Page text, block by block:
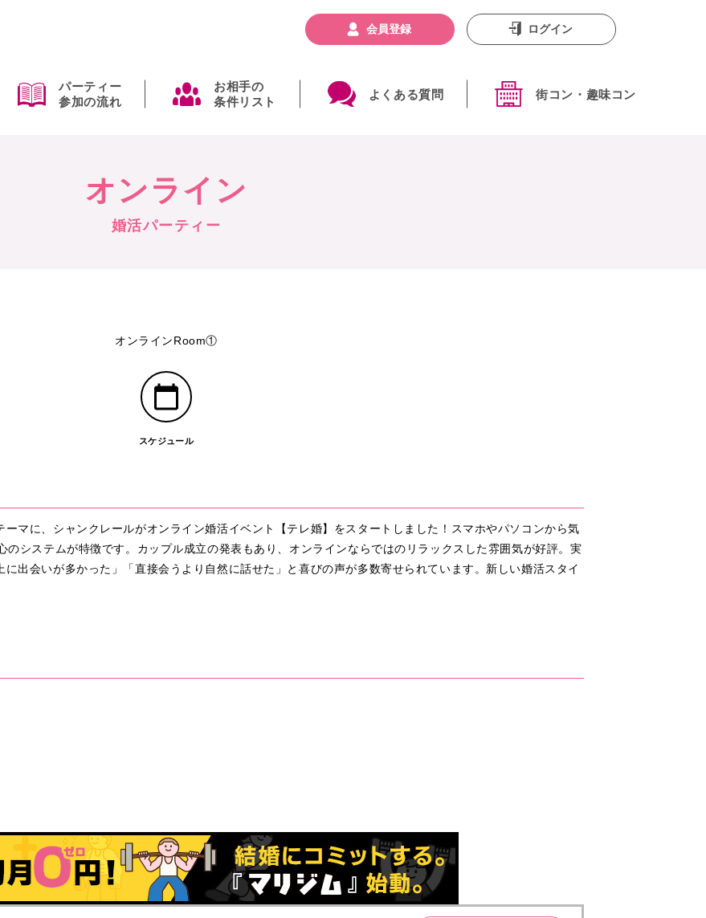
パーティー
参加の流れ
お相手の
条件リスト
よくある質問 街コン・趣味コン
会員登録 ログイン
オンライン
婚活パーティー
オンラインRoom①
スケジュール
ーマに、シャンクレールがオンライン婚活イベント【テレ婚】をスタートしました！スマホやパソコンから気
システムが特徴です。カップル成立の発表もあり、オンラインならではのリラックスした雰囲気が好評。実
出会いが多かった」「直接会うより自然に話せた」と喜びの声が多数寄せられています。新しい婚活スタイ